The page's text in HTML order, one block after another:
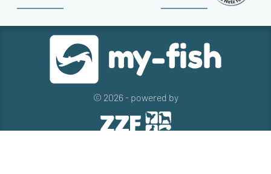
© 2026 - powered by